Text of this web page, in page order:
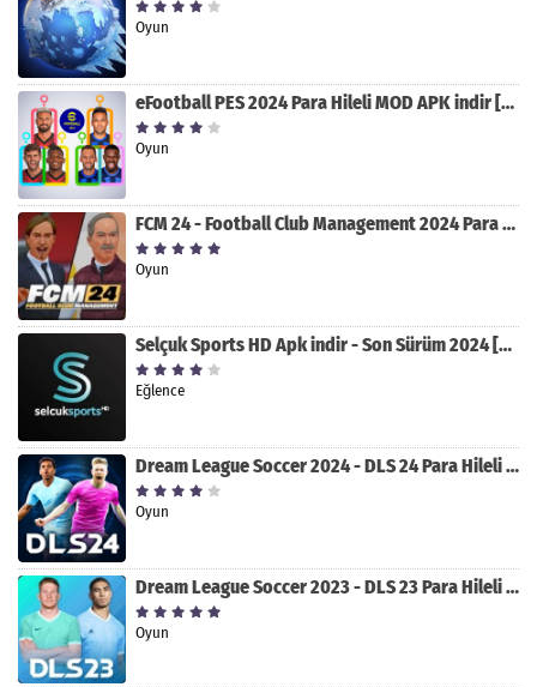
Oyun
eFootball PES 2024 Para Hileli MOD APK indir [v8.2.0]
Oyun
FCM 24 - Football Club Management 2024 Para Hileli MOD APK indir [v1.0.4]
Oyun
Selçuk Sports HD Apk indir - Son Sürüm 2024 [2.0.1.9]
Eğlence
Dream League Soccer 2024 - DLS 24 Para Hileli MOD APK indir [v11.050]
Oyun
Dream League Soccer 2023 - DLS 23 Para Hileli MOD APK [v11.020]
Oyun